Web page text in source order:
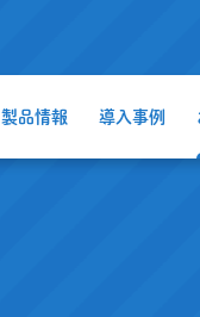
製品情報 導入事例